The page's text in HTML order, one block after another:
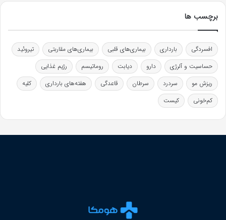
برچسب ها
افسردگی بارداری بیماری‌های قلبی بیماری‌های مقاربتی
تیروئید
حساسیت و آلرژی
دارو دیابت روماتیسم
رژیم غذایی
ریزش مو
سردرد سرطان قاعدگی هفته‌های بارداری
کلیه
کم‌خونی
کیست